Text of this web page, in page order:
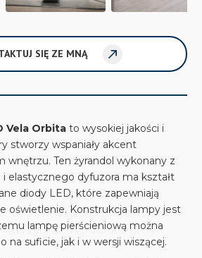
SIĘ ZE MNĄ
Vela Orbita to wysokiej jakości i
stworzy wspaniały akcent
wnętrzu. Ten żyrandol wykonany z
elastycznego dyfuzora ma kształt
diody LED, które zapewniają
oświetlenie. Konstrukcja lampy jest
lampę pierścieniową można
na suficie, jak i w wersji wiszącej.